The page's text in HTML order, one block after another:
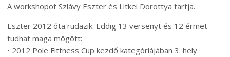
A workshopot Szlávy Eszter és Litkei Dorottya tartja.
Eszter 2012 óta rudazik. Eddig 13 versenyt és 12 érmet
tudhat maga mögött:
• 2012 Pole Fittness Cup kezdő kategóriájában 3. hely